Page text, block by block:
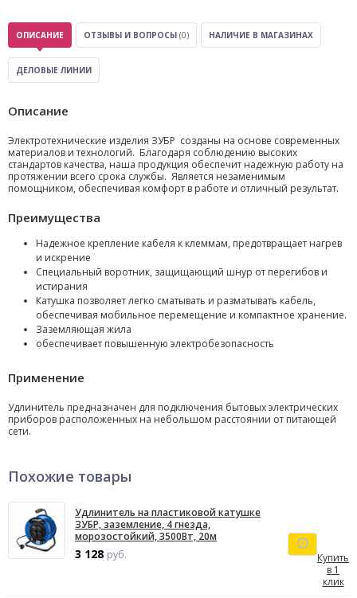
ОПИСАНИЕ ОТЗЫВЫ И ВОПРОСЫ (0) НАЛИЧИЕ В МАГАЗИНАХ
ДЕЛОВЫЕ ЛИНИИ
Описание
Электротехнические изделия ЗУБР созданы на основе современных
материалов и технологий. Благодаря соблюдению высоких
стандартов качества, наша продукция обеспечит надежную работу на
протяжении всего срока службы. Является незаменимым
помощником, обеспечивая комфорт в работе и отличный результат.
Преимущества
Надежное крепление кабеля к клеммам, предотвращает нагрев
и искрение
Специальный воротник, защищающий шнур от перегибов и
истирания
Катушка позволяет легко сматывать и разматывать кабель,
обеспечивая мобильное перемещение и компактное хранение.
Заземляющая жила
обеспечивает повышенную электробезопасность
Применение
Удлинитель предназначен для подключения бытовых электрических
приборов расположенных на небольшом расстоянии от питающей
сети.
Похожие товары
Удлинитель на пластиковой катушке
ЗУБР, заземление, 4 гнезда,
морозостойкий, 3500Вт, 20м
3 128 руб.
Купить
в 1
клик